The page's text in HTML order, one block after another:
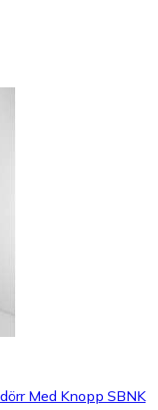
Med Knopp SBNK